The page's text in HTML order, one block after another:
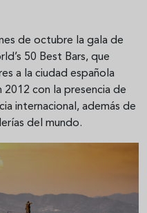
de octubre la gala de
50 Best Bars, que
a la ciudad española
con la presencia de
internacional, además de
del mundo.